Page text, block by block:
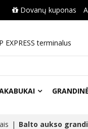
Dovanų kuponas
terminalus
Balto aukso